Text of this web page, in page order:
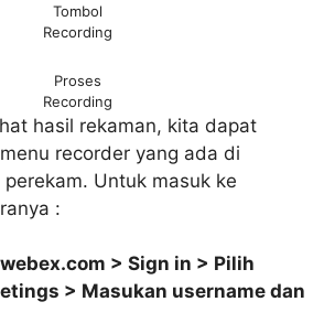
Tombol
Recording
Proses
Recording
hasil rekaman, kita dapat
recorder yang ada di
perekam. Untuk masuk ke
:
webex.com > Sign in > Pilih
> Masukan username dan